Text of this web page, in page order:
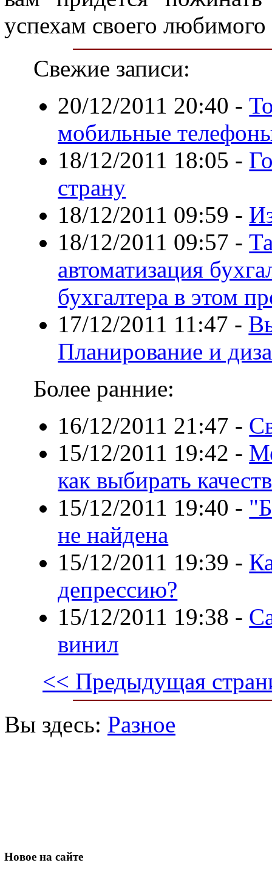
успехам своего любимого
Свежие записи:
20/12/2011 20:40 -
мобильные
18/12/2011 18:05 -
страну
18/12/2011 09:59 -
18/12/2011 09:57 -
автоматизация
бухгалтера в этом
17/12/2011 11:47 -
Планирование и
Более ранние:
16/12/2011 21:47 -
15/12/2011 19:42 -
как выбирать
15/12/2011 19:40 -
не найдена
15/12/2011 19:39 -
депрессию?
15/12/2011 19:38 -
винил
<< Предыдущая
Вы здесь: Разное
Новое на сайте